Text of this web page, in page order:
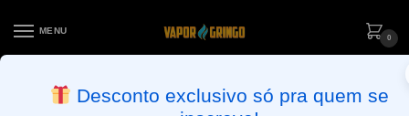
MENU
0
APROVADOS ATÉ 15:30 VIA MOTOBOY
Desconto exclusivo só pra quem se